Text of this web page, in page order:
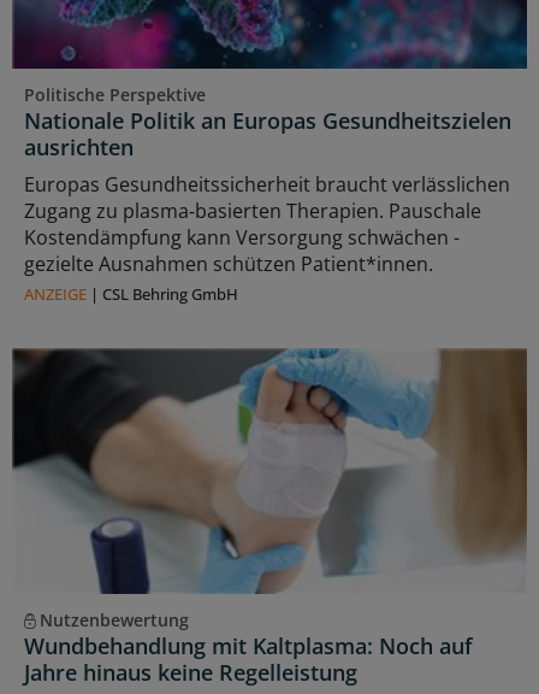
Politische Perspektive
Nationale Politik an Europas Gesundheitszielen
ausrichten
Europas Gesundheitssicherheit braucht verlässlichen
Zugang zu plasma‑basierten Therapien. Pauschale
Kostendämpfung kann Versorgung schwächen -
gezielte Ausnahmen schützen Patient*innen.
ANZEIGE | CSL Behring GmbH
Nutzenbewertung
Wundbehandlung mit Kaltplasma: Noch auf
Jahre hinaus keine Regelleistung